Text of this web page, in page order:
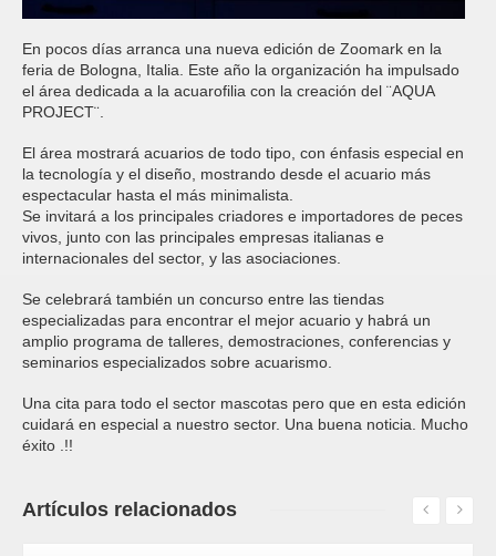
En pocos días arranca una nueva edición de Zoomark en la
feria de Bologna, Italia. Este año la organización ha impulsado
el área dedicada a la acuarofilia con la creación del ¨AQUA
PROJECT¨.
El área mostrará acuarios de todo tipo, con énfasis especial en
la tecnología y el diseño, mostrando desde el acuario más
espectacular hasta el más minimalista.
Se invitará a los principales criadores e importadores de peces
vivos, junto con las principales empresas italianas e
internacionales del sector, y las asociaciones.
Se celebrará también un concurso entre las tiendas
especializadas para encontrar el mejor acuario y habrá un
amplio programa de talleres, demostraciones, conferencias y
seminarios especializados sobre acuarismo.
Una cita para todo el sector mascotas pero que en esta edición
cuidará en especial a nuestro sector. Una buena noticia. Mucho
éxito .!!
Artículos relacionados